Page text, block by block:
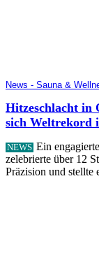
News - Sauna &
Hitzeschlacht in
sich Weltrekord
NEWS Ein
zelebrierte über 12
Präzision und stellte